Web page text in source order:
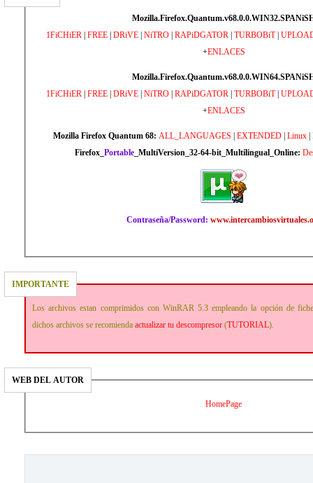
1FiCHiER| FREE| DRiVE| NiTRO| RAPiDGATOR| TURBOBiT|
+ENLACES
1FiCHiER| FREE| DRiVE| NiTRO| RAPiDGATOR| TURBOBiT|
+ENLACES
Mozilla Firefox Quantum 68: ALL_LANGUAGES EXTENDED Linux
Firefox_ Portable_MultiVersion_32-64-bit_Multilingual_Online:
Contraseña/Password:
IMPORTANTE
Los archivos estan comprimidos con WinRAR 5.3 empleando la opción de
dichos archivos se recomienda actualizar tu descompresor (TUTORIAL).
WEB DEL AUTOR
HomePage